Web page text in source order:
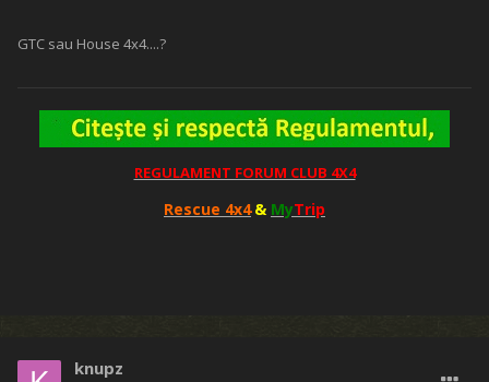
GTC sau House 4x4....?
REGULAMENT FORUM CLUB 4X4
Rescue 4x4 & MyTrip
knupz